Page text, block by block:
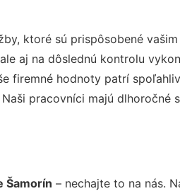
ktoré sú prispôsobené
aj na dôslednú kontrolu
firemné hodnoty patrí
pracovníci majú dlhoročné
Šamorín – nechajte to na nás.